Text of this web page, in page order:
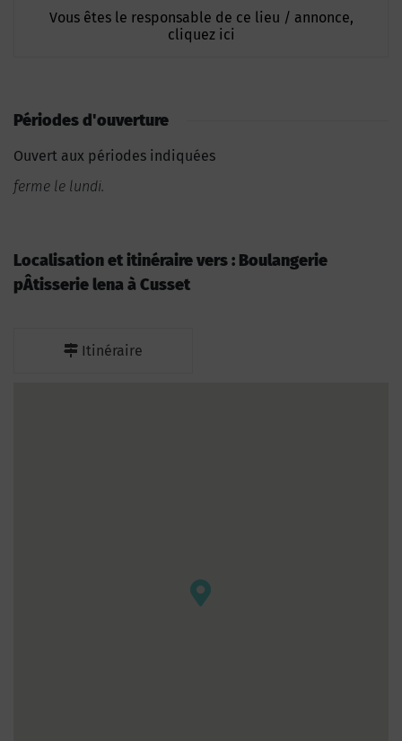
Vous êtes le responsable de ce lieu / annonce,
cliquez ici
Périodes d'ouverture
Ouvert aux périodes indiquées
ferme le lundi.
Localisation et itinéraire vers : Boulangerie
pÂtisserie lena à Cusset
Itinéraire